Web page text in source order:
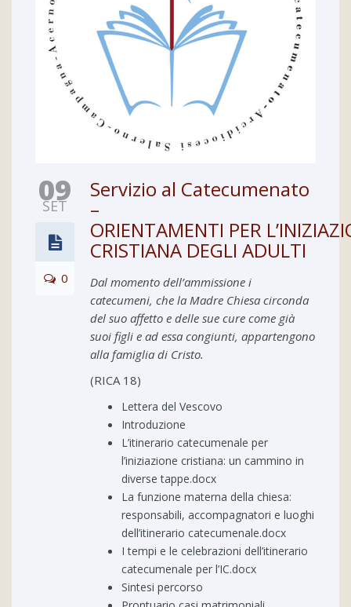
09
SET
0
Servizio al Catecumenato
–
ORIENTAMENTI PER
CRISTIANA DEGLI ADULTI
Dal momento dell’ammissione i
catecumeni, che la Madre Chiesa circonda
del suo affetto e delle sue cure come già
suoi figli e ad essa congiunti, appartengono
alla famiglia di Cristo.
(RICA 18)
Lettera del Vescovo
Introduzione
L’itinerario catecumenale per
l’iniziazione cristiana: un cammino in
diverse tappe.docx
La funzione materna della chiesa:
responsabili, accompagnatori e luoghi
dell’itinerario catecumenale.docx
I tempi e le celebrazioni dell’itinerario
catecumenale per l’IC.docx
Sintesi percorso